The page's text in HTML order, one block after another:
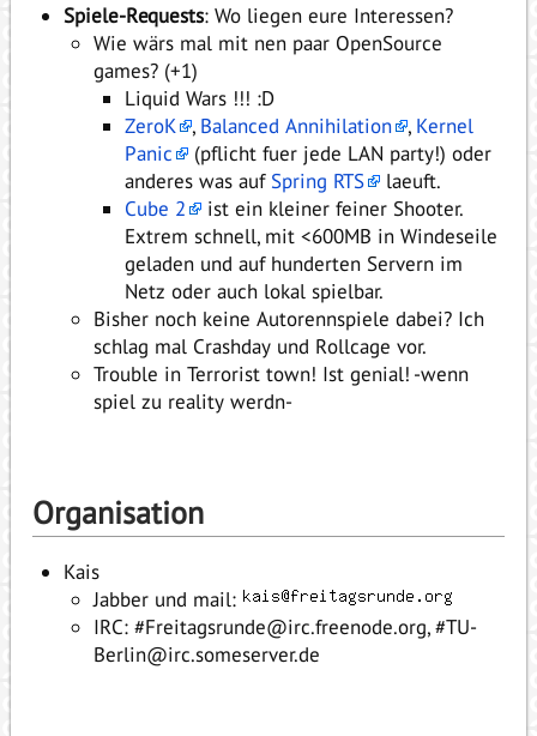
Spiele-Requests: Wo liegen eure Interessen?
Wie wärs mal mit nen paar OpenSource
games? (+1)
Liquid Wars !!! :D
ZeroK , Balanced Annihilation , Kernel
Panic
(pflicht fuer jede LAN party!) oder
anderes was auf Spring RTS laeuft.
Cube 2
ist ein kleiner feiner Shooter.
Extrem schnell, mit <600MB in Windeseile
geladen und auf hunderten Servern im
Netz oder auch lokal spielbar.
Bisher noch keine Autorennspiele dabei? Ich
schlag mal Crashday und Rollcage vor.
Trouble in Terrorist town! Ist genial! -wenn
spiel zu reality werdn-
Organisation
Kais
Jabber und mail:
IRC: #Freitagsrunde@irc.freenode.org, #TU-
Berlin@irc.someserver.de